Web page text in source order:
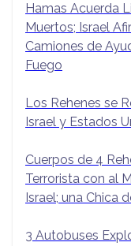
Hamas Acuerda
Muertos; Israel
Camiones de
Fuego
Los Rehenes se
Israel y Estados
Cuerpos de 4
Terrorista con al
Israel; una Chica
3 Autobuses